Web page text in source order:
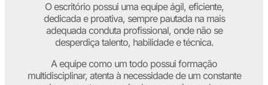
O escritório possui uma equipe ágil, eficiente,
dedicada e proativa, sempre pautada na mais
adequada conduta profissional, onde não se
desperdiça talento, habilidade e técnica.
A equipe como um todo possui formação
multidisciplinar, atenta à necessidade de um constante